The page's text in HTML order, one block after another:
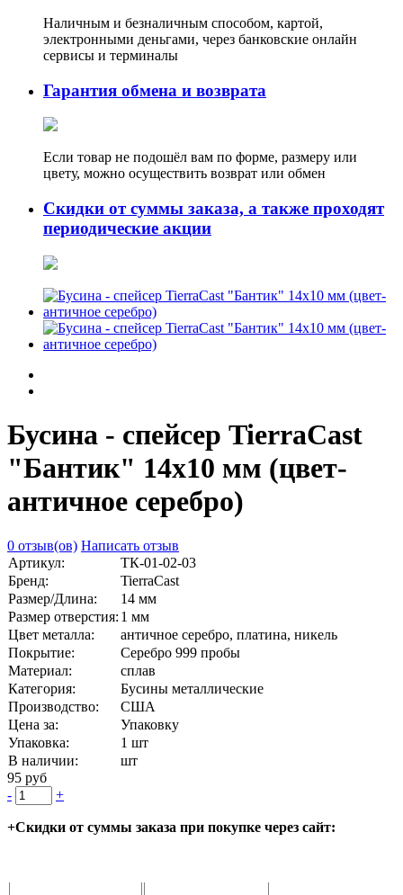
Наличным и безналичным способом, картой,
электронными деньгами, через банковские онлайн
сервисы и терминалы
Гарантия обмена и возврата
Если товар не подошёл вам по форме, размеру или
цвету, можно осуществить возврат или обмен
Скидки от суммы заказа, а также проходят
периодические акции
Бусина - спейсер TierraCast
"Бантик" 14х10 мм (цвет-
античное серебро)
0 отзыв(ов) Написать отзыв
Артикул:
ТК-01-02-03
Бренд:
TierraCast
Размер/Длина:
14 мм
Размер отверстия: 1 мм
Цвет металла:
античное серебро, платина, никель
Покрытие:
Серебро 999 пробы
Материал:
сплав
Категория:
Бусины металлические
Производство:
США
Цена за:
Упаковку
Упаковка:
1 шт
В наличии:
шт
95 руб
-
+
+Скидки от суммы заказа при покупке через сайт: